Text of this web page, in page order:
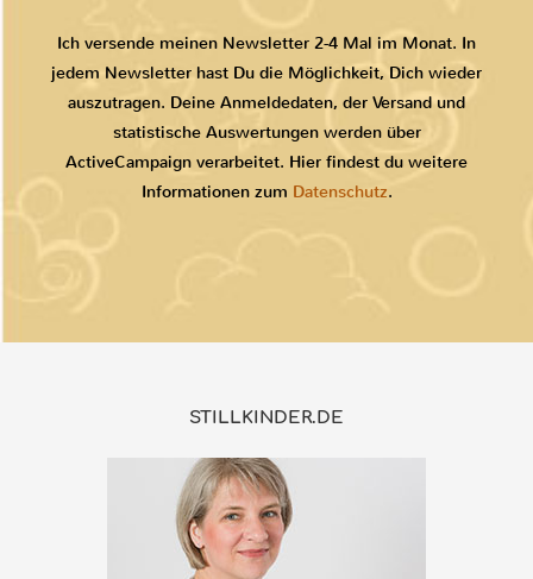
Ich versende meinen Newsletter 2-4 Mal im Monat. In
jedem Newsletter hast Du die Möglichkeit, Dich wieder
auszutragen. Deine Anmeldedaten, der Versand und
statistische Auswertungen werden über
ActiveCampaign verarbeitet. Hier findest du weitere
Informationen zum Datenschutz.
STILLKINDER.DE